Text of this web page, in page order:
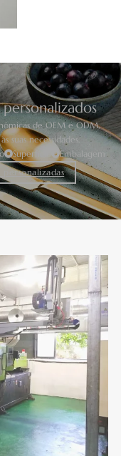
de OEM e ODM,
suas necessidades.
Superfície
Embalagem
personalizadas